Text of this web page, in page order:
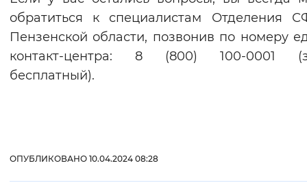
обратиться к специалистам Отделения
Пензенской области, позвонив по номеру
контакт-центра: 8 (800) 100-0001
бесплатный).
ОПУБЛИКОВАНО 10.04.2024 08:28